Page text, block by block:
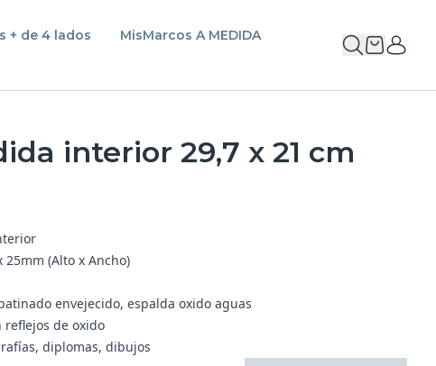
+ de 4 lados
MisMarcos A MEDIDA
interior 29,7 x 21 cm
(Alto x Ancho)
envejecido, espalda oxido aguas
reflejos de oxido
diplomas, dibujos